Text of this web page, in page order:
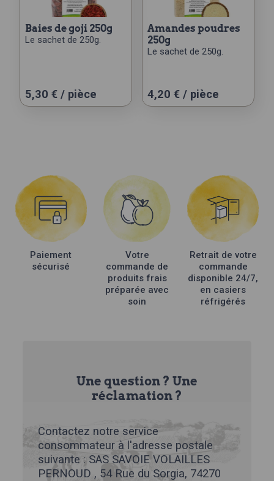
baies de goji 250g
Le sachet de 250g.
5,30 € / pièce
amandes poudres
250g
Le sachet de 250g.
4,20 € / pièce
Paiement
sécurisé
Votre
commande de
produits frais
préparée avec
soin
Retrait de votre
commande
disponible 24/7,
en casiers
réfrigérés
Une question ? Une
réclamation ?
Contactez notre service
consommateur à l'adresse postale
suivante : SAS SAVOIE VOLAILLES
PERNOUD , 54 Rue du Sorgia, 74270